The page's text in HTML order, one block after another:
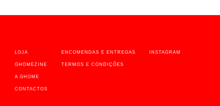
LOJA
GHOMEZINE
A GHOME
CONTACTOS
ENCOMENDAS E ENTREGAS
TERMOS E CONDIÇÕES
INSTAGRAM